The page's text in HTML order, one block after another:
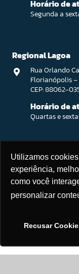
Utilizamos
experiência,
como você
personalizar
Recusar
Horário de
Segunda a
Regional Lagoa
Rua Orlando
Florianópolis –
CEP: 88062-
Horário de
Quartas e
Ingleses /
Rod. João
Sala 201.
CEP: 88058-
Segunda a
(Intervalo:12h
Este site usa cookies
continuar a usar este
Privacidade